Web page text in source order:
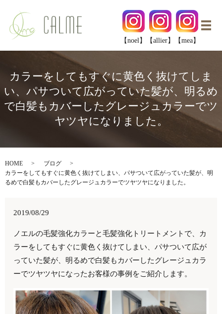
メ
【noel】
【allier】 【mea】
カラーをしてもすぐに黄色く抜けてしま
い、パサついて広がっていた髪が、明るめ
で白髪もカバーしたグレージュカラーでツ
ヤツヤになりました。
HOME
ブログ
カラーをしてもすぐに黄色く抜けてしまい、パサついて広がっていた髪が、明
るめで白髪もカバーしたグレージュカラーでツヤツヤになりました。
2019/08/29
ノエルの毛髪強化カラーと毛髪強化トリートメントで、カ
ラーをしてもすぐに黄色く抜けてしまい、パサついて広が
っていた髪が、明るめで白髪もカバーしたグレージュカラ
ーでツヤツヤになったお客様の事例をご紹介します。